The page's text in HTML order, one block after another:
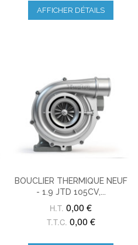
AFFICHER DÉTAILS
BOUCLIER THERMIQUE NEUF
- 1.9 JTD 105CV,...
H.T. 0,00 €
T.T.C. 0,00 €